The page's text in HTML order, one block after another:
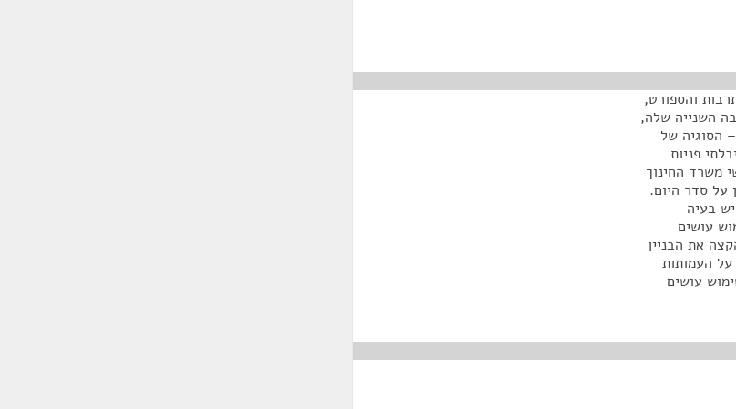
והספורט,
השנייה שלה,
הסוגיה של
פניות
משרד החינוך
על סדר היום.
בעיה
עושים
את הבניין
העמותות
עושים